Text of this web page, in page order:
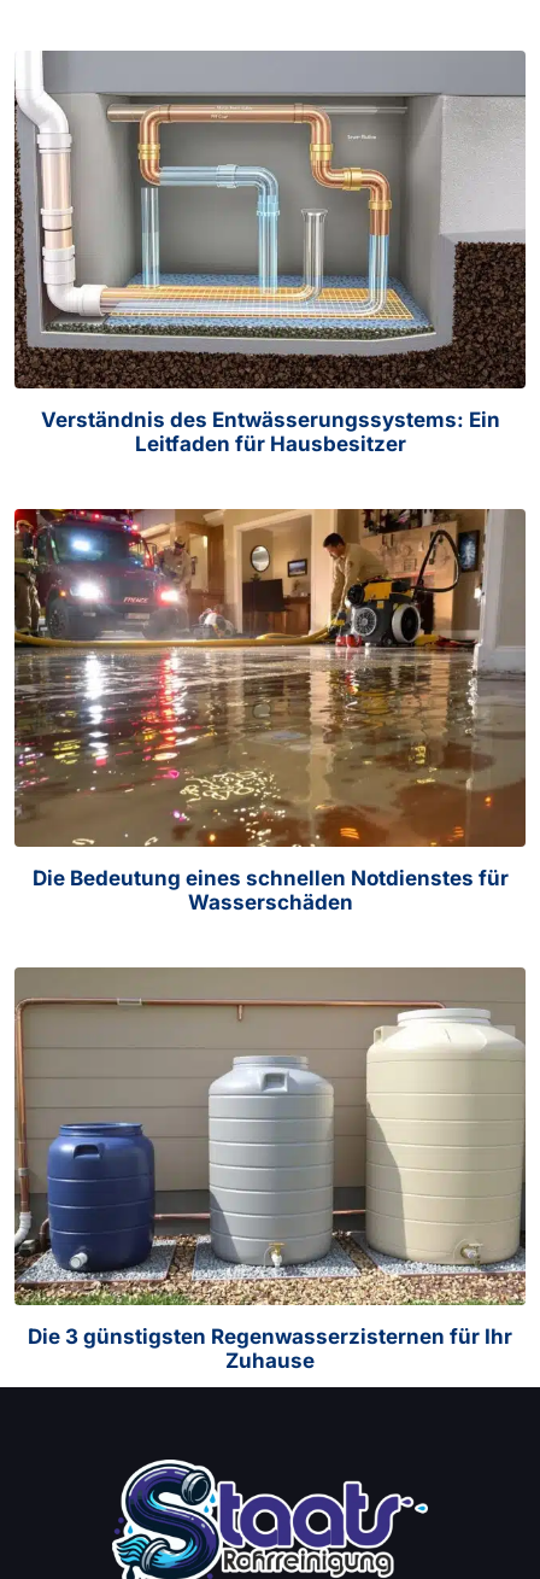
Verständnis des Entwässerungssystems: Ein
Leitfaden für Hausbesitzer
Die Bedeutung eines schnellen Notdienstes für
Wasserschäden
Die 3 günstigsten Regenwasserzisternen für Ihr
Zuhause